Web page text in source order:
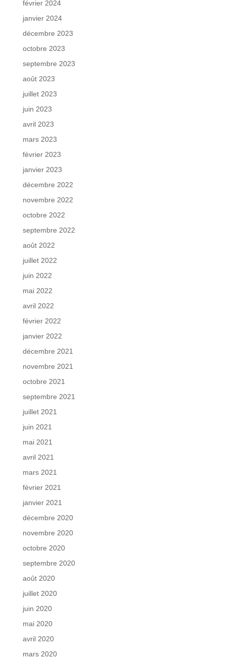
février 2024
janvier 2024
décembre 2023
octobre 2023
septembre 2023
août 2023
juillet 2023
juin 2023
avril 2023
mars 2023
février 2023
janvier 2023
décembre 2022
novembre 2022
octobre 2022
septembre 2022
août 2022
juillet 2022
juin 2022
mai 2022
avril 2022
février 2022
janvier 2022
décembre 2021
novembre 2021
octobre 2021
septembre 2021
juillet 2021
juin 2021
mai 2021
avril 2021
mars 2021
février 2021
janvier 2021
décembre 2020
novembre 2020
octobre 2020
septembre 2020
août 2020
juillet 2020
juin 2020
mai 2020
avril 2020
mars 2020